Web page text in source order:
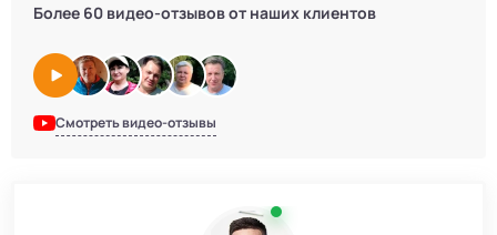
Более 60 видео-отзывов от наших клиентов
Смотреть видео-отзывы